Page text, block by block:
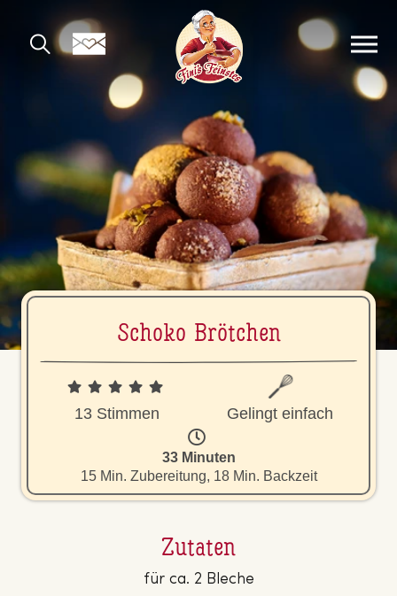
Schoko Brötchen
13 Stimmen Gelingt einfach
33 Minuten
15 Min. Zubereitung, 18 Min. Backzeit
Zutaten
für ca. 2 Bleche